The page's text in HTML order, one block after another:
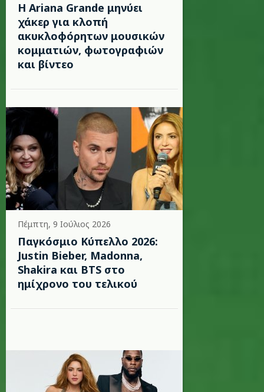
Η Ariana Grande μηνύει
χάκερ για κλοπή
ακυκλοφόρητων μουσικών
κομματιών, φωτογραφιών
και βίντεο
Πέμπτη, 9 Ιούλιος 2026
Παγκόσμιο Κύπελλο 2026:
Justin Bieber, Madonna,
Shakira και BTS στο
ημίχρονο του τελικού